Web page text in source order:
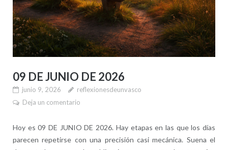
09 DE JUNIO DE 2026
junio 9, 2026
reflexionesdeunvasco
Deja un comentario
Hoy es 09 DE JUNIO DE 2026. Hay etapas en las que los días
parecen repetirse con una precisión casi mecánica. Suena el